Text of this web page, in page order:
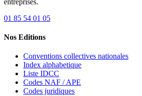
01 85 54 01 05
Nos Editions
Conventions collectives nationales
Index alphabetique
Liste IDCC
Codes NAF / APE
Codes juridiques